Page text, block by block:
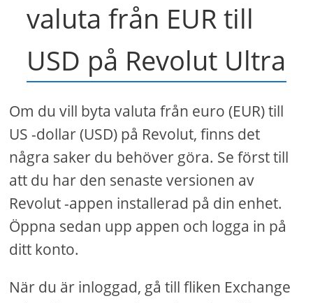
valuta från EUR till
USD på Revolut Ultra
Om du vill byta valuta från euro (EUR) till
US -dollar (USD) på Revolut, finns det
några saker du behöver göra. Se först till
att du har den senaste versionen av
Revolut -appen installerad på din enhet.
Öppna sedan upp appen och logga in på
ditt konto.
När du är inloggad, gå till fliken Exchange